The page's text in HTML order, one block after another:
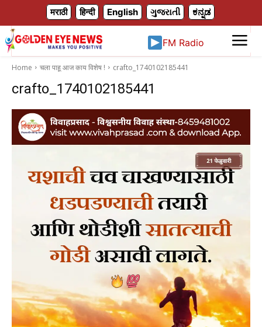
मराठी हिन्दी English ગુજરાતી ಕನ್ನಡ
FM Radio
Home चला पाहू आज काय विशेष ! crafto_1740102185441
crafto_1740102185441